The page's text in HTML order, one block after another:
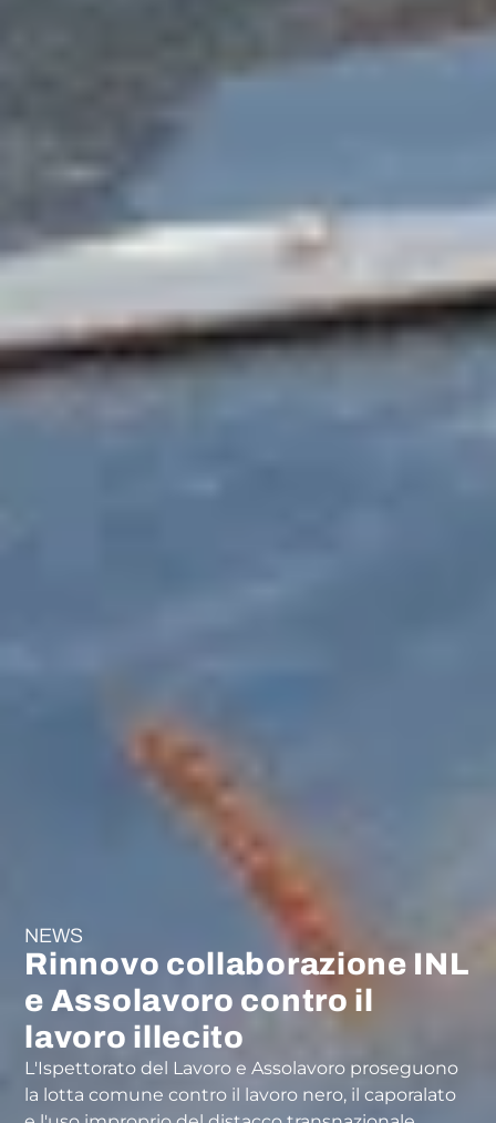
NEWS
Rinnovo collaborazione INL
e Assolavoro contro il
lavoro illecito
L'Ispettorato del Lavoro e Assolavoro proseguono
la lotta comune contro il lavoro nero, il caporalato